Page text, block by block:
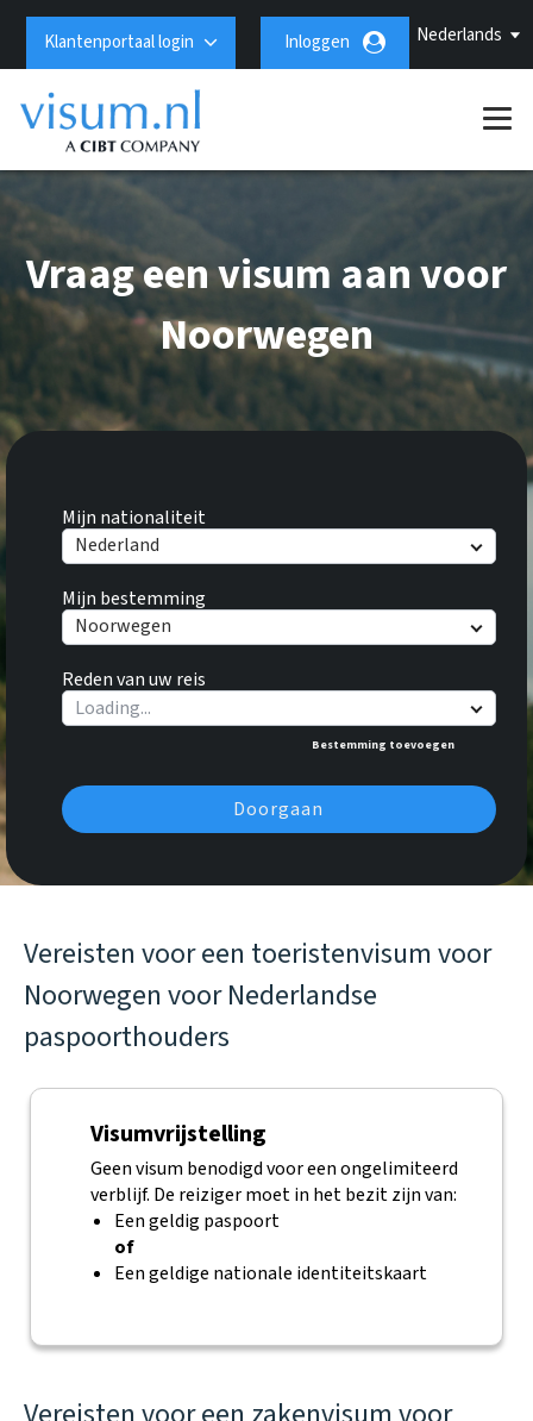
Nederlands
Klantenportaal login Inloggen
Mijn nationaliteit
Nederland
Mijn bestemming
Noorwegen
Reden van uw reis
Bestemming toevoegen
Doorgaan
Vraag een visum aan voor
Noorwegen
Vereisten voor een toeristenvisum voor
Noorwegen voor Nederlandse
paspoorthouders
Visumvrijstelling
Geen visum benodigd voor een ongelimiteerd
verblijf. De reiziger moet in het bezit zijn van:
Een geldig paspoort
of
Een geldige nationale identiteitskaart